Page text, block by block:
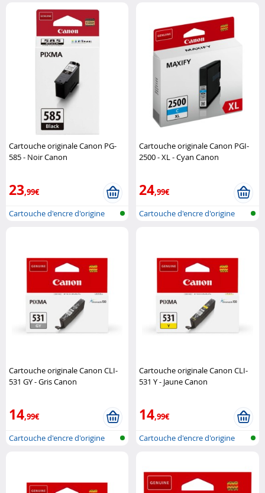
Cartouche originale Canon PG-
585 - Noir Canon
23,99€
Cartouche d'encre d'origine
Cartouche originale Canon PGI-
2500 - XL - Cyan Canon
24,99€
Cartouche d'encre d'origine
Cartouche originale Canon CLI-
531 GY - Gris Canon
14,99€
Cartouche d'encre d'origine
Cartouche originale Canon CLI-
531 Y - Jaune Canon
14,99€
Cartouche d'encre d'origine